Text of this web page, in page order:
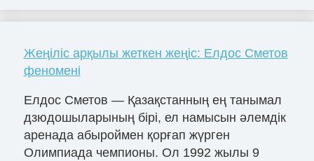
Жеңіліс арқылы жеткен жеңіс: Елдос Сметов
феномені
Елдос Сметов — Қазақстанның ең танымал
дзюдошыларының бірі, ел намысын әлемдік
аренада абыроймен қорғап жүрген
Олимпиада чемпионы. Ол 1992 жылы 9